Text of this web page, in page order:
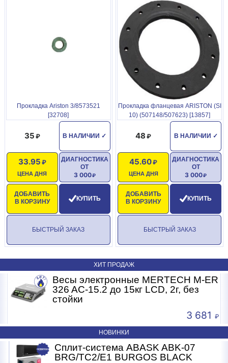
Прокладка Ariston 3/8573521
[32708]
В НАЛИЧИИ ✓
35
ЦЕНА ДНЯ
33.95
ДОБАВИТЬ
В КОРЗИНУ
ДИАГНОСТИКА
ОТ
3 000
КУПИТЬ
БЫСТРЫЙ ЗАКАЗ
Прокладка фланцевая ARISTON (SI
10) (507148/507623) [13857]
В НАЛИЧИИ ✓
48
ЦЕНА ДНЯ
45.60
ДОБАВИТЬ
В КОРЗИНУ
ДИАГНОСТИКА
ОТ
3 000
КУПИТЬ
БЫСТРЫЙ ЗАКАЗ
ХИТ ПРОДАЖ
Весы электронные MERTECH M-ER
326 AC-15.2 до 15кг LCD, 2г, без
стойки
3 681
НОВИНКИ
Сплит-система ABASK ABK-07
BRG/TC2/E1 BURGOS BLACK